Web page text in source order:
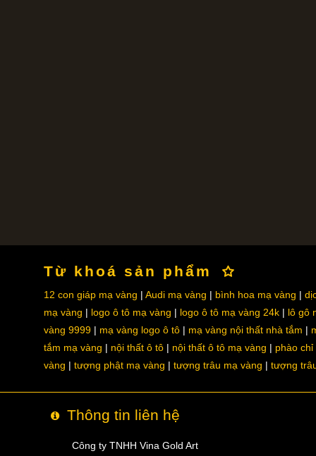
Từ khoá sản phẩm
12 con giáp mạ vàng Audi mạ vàng bình hoa mạ vàng
mạ vàng
logo ô tô mạ vàng logo ô tô mạ vàng 24k
lô gô
vàng 9999
mạ vàng logo ô tô mạ vàng nội thất nhà tắm
tắm mạ vàng
nội thất ô tô nội thất ô tô mạ vàng
phào chỉ
vàng
tượng phật mạ vàng tượng trâu mạ vàng tượng
Thông tin liên hệ
Công ty TNHH Vina Gold Art